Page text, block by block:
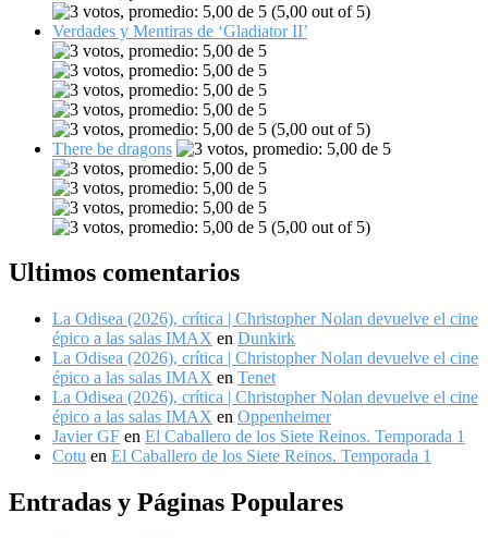
(5,00 out of 5)
Verdades y Mentiras de ‘Gladiator II’
(5,00 out of 5)
There be dragons
(5,00 out of 5)
Ultimos comentarios
La Odisea (2026), crítica | Christopher Nolan devuelve el cine
épico a las salas IMAX en Dunkirk
La Odisea (2026), crítica | Christopher Nolan devuelve el cine
épico a las salas IMAX en Tenet
La Odisea (2026), crítica | Christopher Nolan devuelve el cine
épico a las salas IMAX en Oppenheimer
Javier GF en El Caballero de los Siete Reinos. Temporada 1
Cotu en El Caballero de los Siete Reinos. Temporada 1
Entradas y Páginas Populares